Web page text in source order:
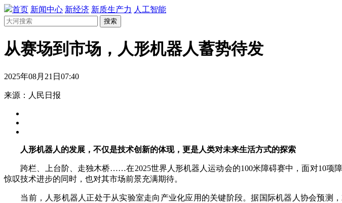
首页 新闻中心 新经济 新质生产力 人工智能
搜索
从赛场到市场，人形机器人蓄势待发
2025年08月21日07:40
来源：人民日报
人形机器人的发展，不仅是技术创新的体现，更是人类对未来生活方式的探索
跨栏、上台阶、走独木桥……在2025世界人形机器人运动会的100米障碍赛中，面对10项
惊叹技术进步的同时，也对其市场前景充满期待。
当前，人形机器人正处于从实验室走向产业化应用的关键阶段。据国际机器人协会预测，